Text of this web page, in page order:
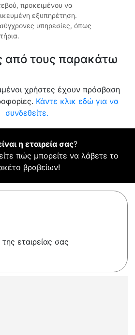
προκειμένου να
εξυπηρέτηση.
υπηρεσίες, όπως
από τους παρακάτω
χρήστες έχουν πρόσβαση
Κάντε κλικ εδώ για να
συνδεθείτε.
η εταιρεία σας?
πώς μπορείτε να λάβετε το
βραβείων!
εταιρείας σας